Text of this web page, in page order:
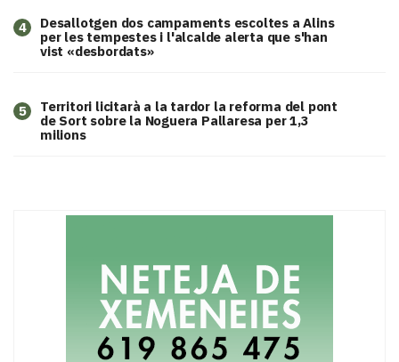
4
​Desallotgen dos campaments escoltes a Alins
per les tempestes i l'alcalde alerta que s'han
vist «desbordats»
5
Territori licitarà a la tardor la reforma del pont
de Sort sobre la Noguera Pallaresa per 1,3
milions